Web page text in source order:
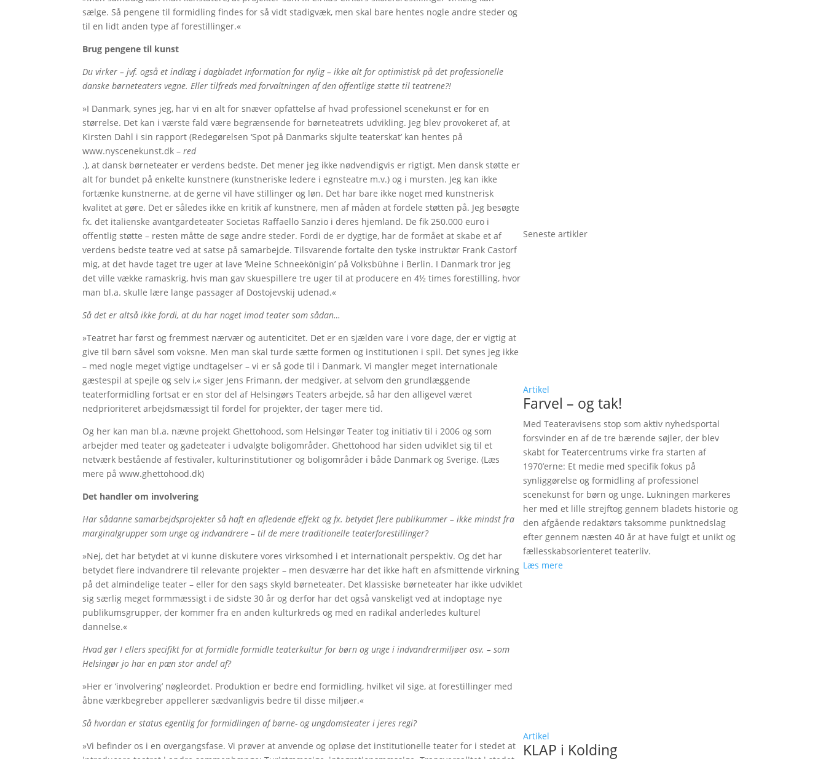
sælge. Så pengene til formidling findes for så vidt stadigvæk, men skal bare hentes nogle andre steder og
til en lidt anden type af forestillinger.«
Brug pengene til kunst
Du virker – jvf. også et indlæg i dagbladet Information for nylig – ikke alt for optimistisk på det professionelle
danske børneteaters vegne. Eller tilfreds med forvaltningen af den offentlige støtte til teatrene?!
»I Danmark, synes jeg, har vi en alt for snæver opfattelse af hvad professionel scenekunst er for en
størrelse. Det kan i værste fald være begrænsende for børneteatrets udvikling. Jeg blev provokeret af, at
Kirsten Dahl i sin rapport (Redegørelsen ‘Spot på Danmarks skjulte teaterskat’ kan hentes på
www.nyscenekunst.dk –red
.), at dansk børneteater er verdens bedste. Det mener jeg ikke nødvendigvis er rigtigt. Men dansk støtte er
alt for bundet på enkelte kunstnere (kunstneriske ledere i egnsteatre m.v.) og i mursten. Jeg kan ikke
fortænke kunstnerne, at de gerne vil have stillinger og løn. Det har bare ikke noget med kunstnerisk
kvalitet at gøre. Det er således ikke en kritik af kunstnere, men af måden at fordele støtten på. Jeg besøgte
fx. det italienske avantgardeteater Societas Raffaello Sanzio i deres hjemland. De fik 250.000 euro i
offentlig støtte – resten måtte de søge andre steder. Fordi de er dygtige, har de formået at skabe et af
verdens bedste teatre ved at satse på samarbejde. Tilsvarende fortalte den tyske instruktør Frank Castorf
mig, at det havde taget tre uger at lave ‘Meine Schneekönigin’ på Volksbühne i Berlin. I Danmark tror jeg
det ville vække ramaskrig, hvis man gav skuespillere tre uger til at producere en 4½ times forestilling, hvor
man bl.a. skulle lære lange passager af Dostojevskij udenad.«
Så det er altså ikke fordi, at du har noget imod teater som sådan…
»Teatret har først og fremmest nærvær og autenticitet. Det er en sjælden vare i vore dage, der er vigtig at
give til børn såvel som voksne. Men man skal turde sætte formen og institutionen i spil. Det synes jeg ikke
– med nogle meget vigtige undtagelser – vi er så gode til i Danmark. Vi mangler meget internationale
gæstespil at spejle og selv i,« siger Jens Frimann, der medgiver, at selvom den grundlæggende
teaterformidling fortsat er en stor del af Helsingørs Teaters arbejde, så har den alligevel været
nedprioriteret arbejdsmæssigt til fordel for projekter, der tager mere tid.
Og her kan man bl.a. nævne projekt Ghettohood, som Helsingør Teater tog initiativ til i 2006 og som
arbejder med teater og gadeteater i udvalgte boligområder. Ghettohood har siden udviklet sig til et
netværk bestående af festivaler, kulturinstitutioner og boligområder i både Danmark og Sverige. (Læs
mere på www.ghettohood.dk)
Det handler om involvering
Har sådanne samarbejdsprojekter så haft en afledende effekt og fx. betydet flere publikummer – ikke mindst fra
marginalgrupper som unge og indvandrere – til de mere traditionelle teaterforestillinger?
»Nej, det har betydet at vi kunne diskutere vores virksomhed i et internationalt perspektiv. Og det har
betydet flere indvandrere til relevante projekter – men desværre har det ikke haft en afsmittende virkning
på det almindelige teater – eller for den sags skyld børneteater. Det klassiske børneteater har ikke udviklet
sig særlig meget formmæssigt i de sidste 30 år og derfor har det også vanskeligt ved at indoptage nye
publikumsgrupper, der kommer fra en anden kulturkreds og med en radikal anderledes kulturel
dannelse.«
Hvad gør I ellers specifikt for at formidle formidle teaterkultur for børn og unge i indvandrermiljøer osv. – som
Helsingør jo har en pæn stor andel af?
»Her er ‘involvering’ nøgleordet. Produktion er bedre end formidling, hvilket vil sige, at forestillinger med
åbne værkbegreber appellerer sædvanligvis bedre til disse miljøer.«
Så hvordan er status egentlig for formidlingen af børne- og ungdomsteater i jeres regi?
»Vi befinder os i en overgangsfase. Vi prøver at anvende og opløse det institutionelle teater for i stedet at
Seneste artikler
Artikel
Farvel – og tak!
Med Teateravisens stop som aktiv nyhedsportal
forsvinder en af de tre bærende søjler, der blev
skabt for Teatercentrums virke fra starten af
1970’erne: Et medie med specifik fokus på
synliggørelse og formidling af professionel
scenekunst for børn og unge. Lukningen markeres
her med et lille strejftog gennem bladets historie og
den afgående redaktørs taksomme punktnedslag
efter gennem næsten 40 år at have fulgt et unikt og
fællesskabsorienteret teaterliv.
Læs mere
Artikel
KLAP i Kolding